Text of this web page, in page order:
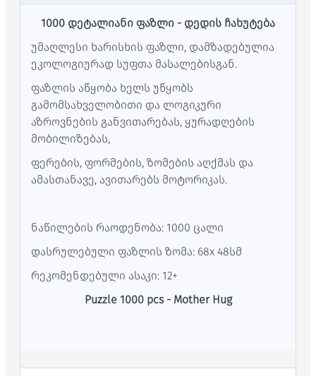
1000 დეტალიანი ფაზლი - დედის ჩახუტება
უმაღლესი ხარისხის ფაზლი, დამზადებულია
ეკოლოგიურად სუფთა მასალებისგან.
ფაზლის აწყობა ხელს უწყობს
გამომსახველობითი და ლოგიკური
აზროვნების განვითარებას, ყურადღების
მობილიზებას,
ფერების, ფორმების, ზომების აღქმას და
ამასთანავე, ავითარებს მოტორიკას.
ნაწილების რაოდენობა: 1000 ცალი
დასრულებული ფაზლის ზომა: 68x 48სმ
რეკომენდებული ასაკი: 12+
Puzzle 1000 pcs - Mother Hug